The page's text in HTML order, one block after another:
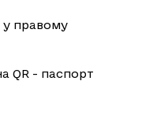
у правому
QR - паспорт